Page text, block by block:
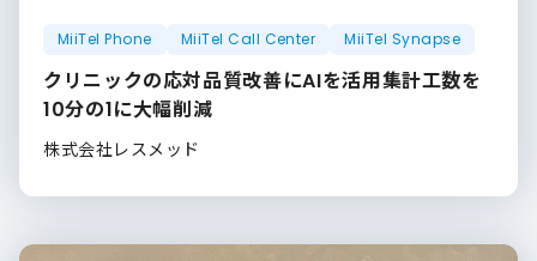
MiiTel Phone MiiTel Call Center MiiTel Synapse
クリニックの応対品質改善にAIを活用集計工数を
10分の1に大幅削減
株式会社レスメッド